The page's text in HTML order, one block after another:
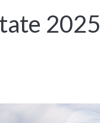
2025